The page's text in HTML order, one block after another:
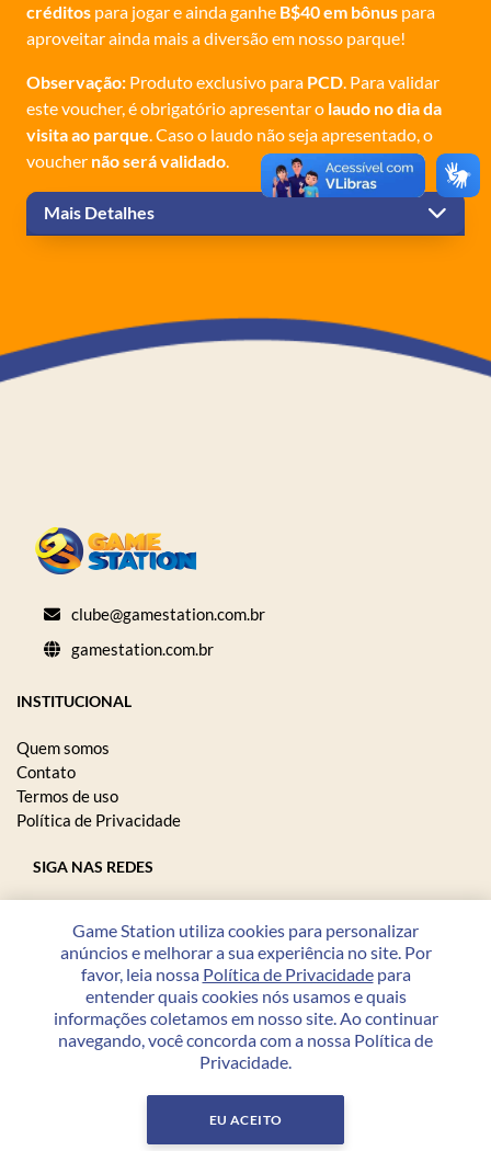
créditos para jogar e ainda ganhe B$40 em bônus para
aproveitar ainda mais a diversão em nosso parque!
Observação: Produto exclusivo para PCD. Para validar
este voucher, é obrigatório apresentar o laudo no dia da
visita ao parque. Caso o laudo não seja apresentado, o
voucher não será validado.
Mais Detalhes
clube@gamestation.com.br
gamestation.com.br
INSTITUCIONAL
Quem somos
Contato
Termos de uso
Política de Privacidade
SIGA NAS REDES
FORMAS DE PAGAMENTO
os direitos reservados.
Game Station utiliza cookies para personalizar
anúncios e melhorar a sua experiência no site. Por
favor, leia nossa Política de Privacidadepara
entender quais cookies nós usamos e quais
informações coletamos em nosso site. Ao continuar
navegando, você concorda com a nossa Política de
Privacidade.
EU ACEITO